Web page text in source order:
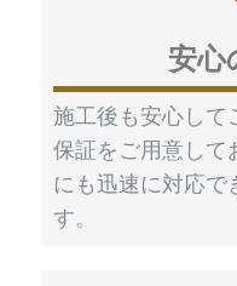
安心
施工後も安心して
保証をご用意して
にも迅速に対応で
す。